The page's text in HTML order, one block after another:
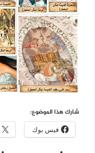
شارك هذا الموضوع:
فيس بوك